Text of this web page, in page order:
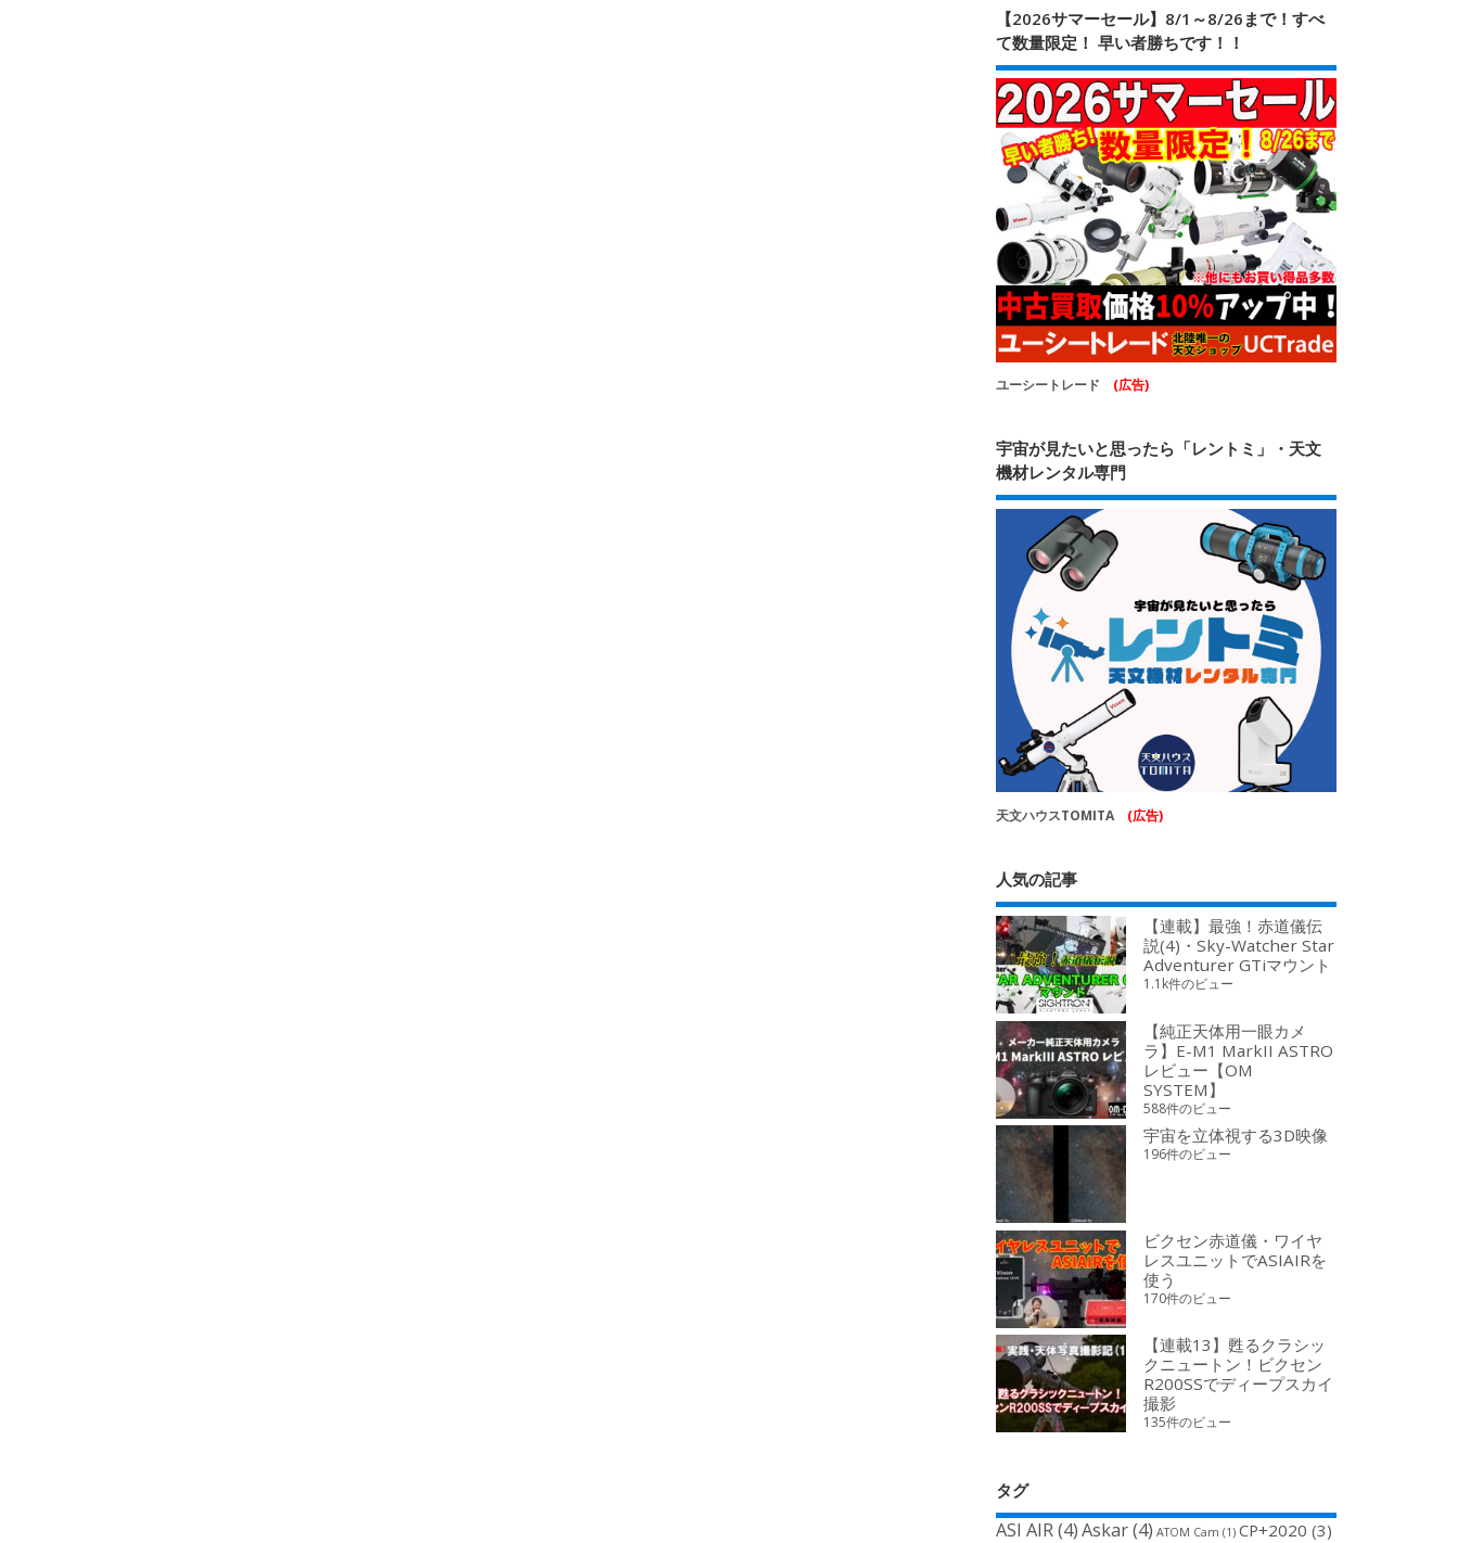
【2026サマーセール】8/1～8/26まで！すべ
て数量限定！ 早い者勝ちです！！
ユーシートレード (広告)
宇宙が見たいと思ったら「レントミ」・天文
機材レンタル専門
天文ハウスTOMITA (広告)
人気の記事
【連載】最強！赤道儀伝
説(4)・Sky-Watcher Star
Adventurer GTiマウント
1.1k件のビュー
【純正天体用一眼カメ
ラ】E-M1 MarkII ASTRO
レビュー【OM
SYSTEM】
588件のビュー
宇宙を立体視する3D映像
196件のビュー
ビクセン赤道儀・ワイヤ
レスユニットでASIAIRを
使う
170件のビュー
【連載13】甦るクラシッ
クニュートン！ビクセン
R200SSでディープスカイ
撮影
135件のビュー
タグ
ASI AIR(4) Askar(4) ATOM Cam (1) CP+2020 (3)